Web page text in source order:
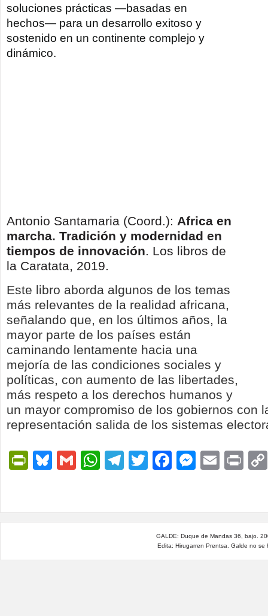
soluciones prácticas ―basadas en
hechos― para un desarrollo exitoso y
sostenido en un continente complejo y
dinámico.
Antonio Santamaria (Coord.): Africa en
marcha. Tradición y modernidad en
tiempos de innovación. Los libros de
la Caratata, 2019.
Este libro aborda algunos de los temas
más relevantes de la realidad africana,
señalando que, en los últimos años, la
mayor parte de los países están
caminando lentamente hacia una
mejoría de las condiciones sociales y
políticas, con aumento de las libertades,
más respeto a los derechos humanos y
un mayor compromiso de los gobiernos con
representación salida de los sistemas
PrintFriendly
Bluesky
GmailWhatsApp
Telegram
TwitterFacebook
Email
GALDE: Duque de Mandas 36, bajo.
Edita: Hirugarren Prentsa. Galde no